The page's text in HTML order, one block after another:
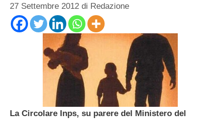
27 Settembre 2012 di Redazione
La Circolare Inps, su parere del Ministero del